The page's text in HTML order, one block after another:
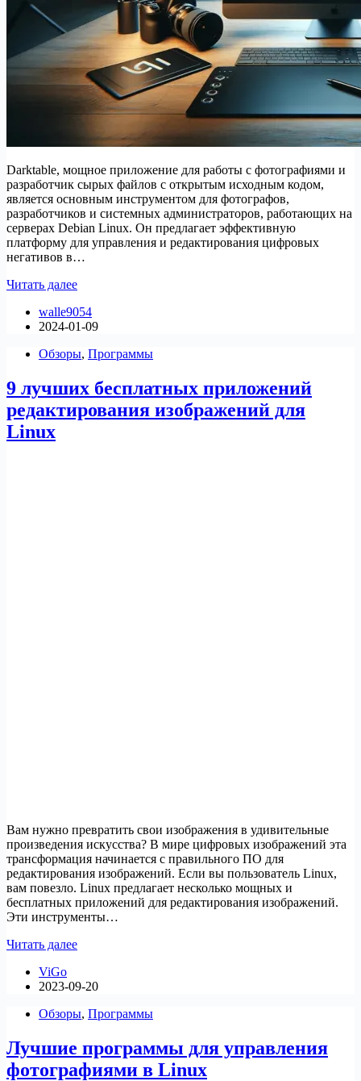
Darktable, мощное приложение для работы с фотографиями и
разработчик сырых файлов с открытым исходным кодом,
является основным инструментом для фотографов,
разработчиков и системных администраторов, работающих на
серверах Debian Linux. Он предлагает эффективную
платформу для управления и редактирования цифровых
негативов в…
Читать далееКак
Darktable
на
12
walle9054
2024-01-09
Обзоры, Программы
9 лучших бесплатных приложений
редактирования изображений для
Linux
Вам нужно превратить свои изображения в удивительные
произведения искусства? В мире цифровых изображений эта
трансформация начинается с правильного ПО для
редактирования изображений. Если вы пользователь Linux,
вам повезло. Linux предлагает несколько мощных и
бесплатных приложений для редактирования изображений.
Эти инструменты…
Читать далее9
приложений
изображений
Linux
ViGo
2023-09-20
Обзоры, Программы
Лучшие программы для управления
фотографиями в Linux